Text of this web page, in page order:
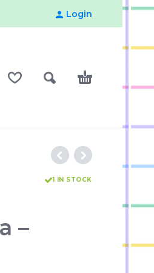
Login
1 IN STOCK
–